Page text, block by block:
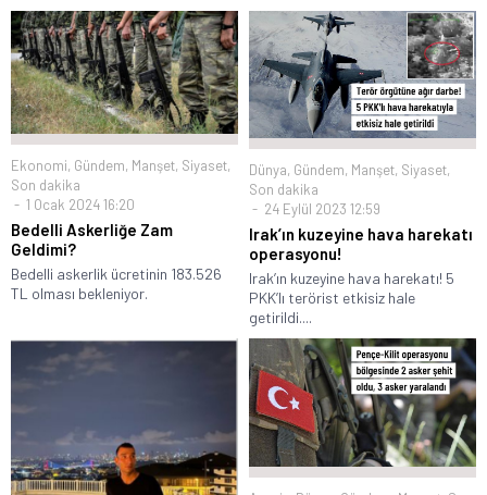
Ekonomi, Gündem, Manşet, Siyaset,
Son dakika
1 Ocak 2024 16:20
Bedelli Askerliğe Zam
Geldimi?
Bedelli askerlik ücretinin 183.526
TL olması bekleniyor.
Dünya, Gündem, Manşet, Siyaset,
Son dakika
24 Eylül 2023 12:59
Irak’ın kuzeyine hava harekatı
operasyonu!
Irak’ın kuzeyine hava harekatı! 5
PKK’lı terörist etkisiz hale
getirildi....